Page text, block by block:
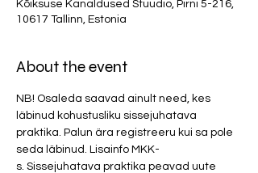
Kõiksuse Kanaldused Stuudio, Pirni 5-216,
10617 Tallinn, Estonia
About the event
NB! Osaleda saavad ainult need, kes
läbinud kohustusliku sissejuhatava
praktika. Palun ära registreeru kui sa pole
seda läbinud. Lisainfo MKK-
s. Sissejuhatava praktika peavad uute